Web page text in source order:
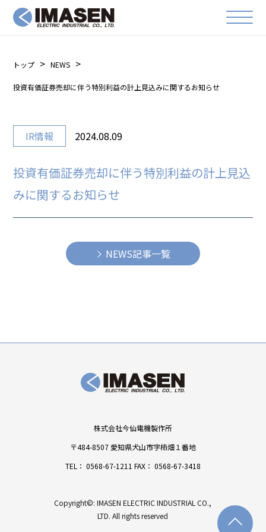
トップ NEWS
投資有価証券売却に伴う特別利益の計上見込みに関するお知らせ
IR情報 2024.08.09
投資有価証券売却に伴う特別利益の計上見込
みに関するお知らせ
NEWS記事一覧
株式会社今仙電機製作所
〒484-8507 愛知県犬山市字柿畑１番地
TEL： 0568-67-1211 FAX： 0568-67-3418
Copyright©: IMASEN ELECTRIC INDUSTRIAL CO.,
LTD. All rights reserved